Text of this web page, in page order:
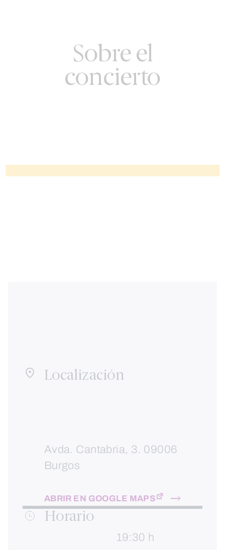
Sobre el
concierto
Localización
Avda. Cantabria, 3. 09006
Burgos
ABRIR EN GOOGLE MAPS
Horario
19:30 h